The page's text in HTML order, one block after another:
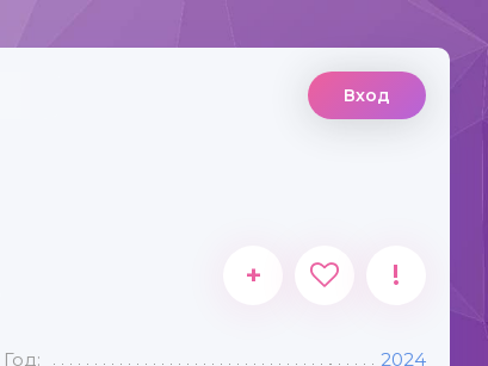
Вход
+ !
Год: 2024